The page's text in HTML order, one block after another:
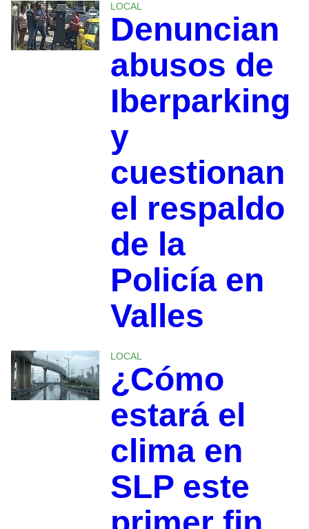
LOCAL
Denuncian
abusos de
Iberparking
y
cuestionan
el respaldo
de la
Policía en
Valles
LOCAL
¿Cómo
estará el
clima en
SLP este